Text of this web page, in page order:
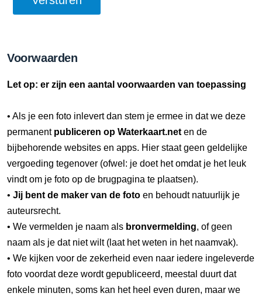
Voorwaarden
Let op: er zijn een aantal voorwaarden van toepassing
• Als je een foto inlevert dan stem je ermee in dat we deze
permanent publiceren op Waterkaart.net en de
bijbehorende websites en apps. Hier staat geen geldelijke
vergoeding tegenover (ofwel: je doet het omdat je het leuk
vindt om je foto op de brugpagina te plaatsen).
• Jij bent de maker van de foto en behoudt natuurlijk je
auteursrecht.
• We vermelden je naam als bronvermelding, of geen
naam als je dat niet wilt (laat het weten in het naamvak).
• We kijken voor de zekerheid even naar iedere ingeleverde
foto voordat deze wordt gepubliceerd, meestal duurt dat
enkele minuten, soms kan het heel even duren, maar we